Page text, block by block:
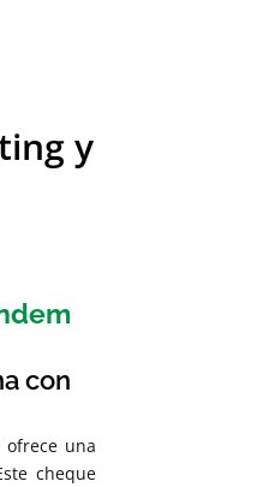
y
con
ofrece una
cheque